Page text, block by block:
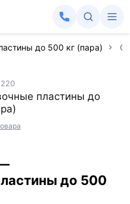
до 500 кг (пара)
пластины до
до 500